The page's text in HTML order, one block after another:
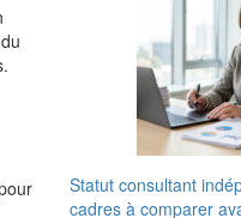
Statut consultant
cadres à comparer